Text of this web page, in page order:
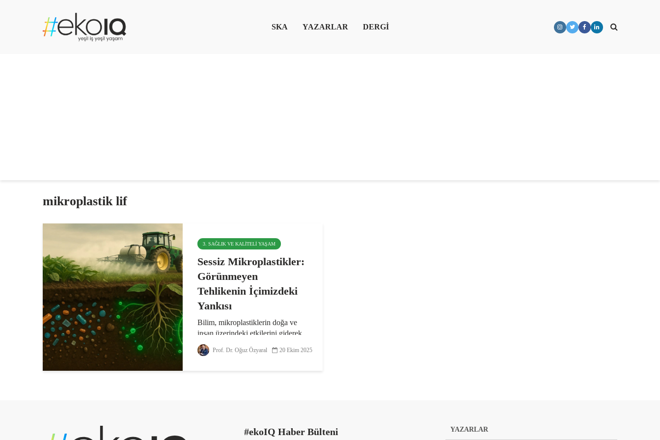
SKA YAZARLAR DERGİ
mikroplastik lif
3. SAĞLIK VE KALITELI YAŞAM
Sessiz Mikroplastikler:
Görünmeyen
Tehlikenin İçimizdeki
Yankısı
Bilim, mikroplastiklerin doğa ve
insan üzerindeki etkilerini giderek
daha net ortaya koyarken yasal
çerçeve hâlâ 20. yüzyılın plastik
Prof. Dr. Oğuz Özyaral 20 Ekim 2025
#ekoIQ Haber Bülteni YAZARLAR